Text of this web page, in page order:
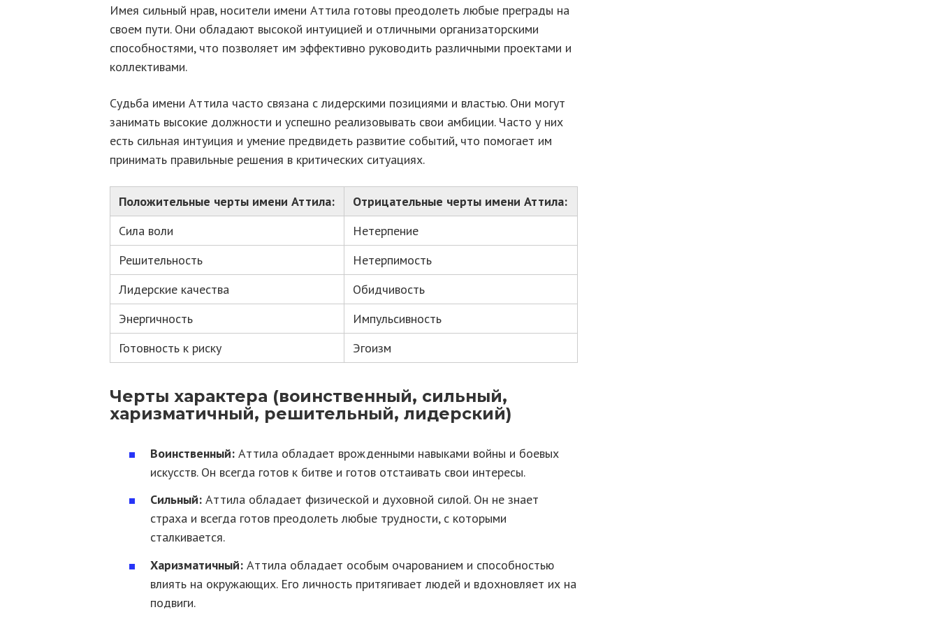
Имея сильный нрав, носители имени Аттила готовы преодолеть любые преграды на
своем пути. Они обладают высокой интуицией и отличными организаторскими
способностями, что позволяет им эффективно руководить различными проектами и
коллективами.
Судьба имени Аттила часто связана с лидерскими позициями и властью. Они могут
занимать высокие должности и успешно реализовывать свои амбиции. Часто у них
есть сильная интуиция и умение предвидеть развитие событий, что помогает им
принимать правильные решения в критических ситуациях.
Положительные черты имени Аттила:
Отрицательные черты имени Аттила:
Сила воли
Нетерпение
Решительность
Нетерпимость
Лидерские качества
Обидчивость
Энергичность
Импульсивность
Готовность к риску
Эгоизм
Черты характера (воинственный, сильный,
харизматичный, решительный, лидерский)
Воинственный: Аттила обладает врожденными навыками войны и боевых
искусств. Он всегда готов к битве и готов отстаивать свои интересы.
Сильный: Аттила обладает физической и духовной силой. Он не знает
страха и всегда готов преодолеть любые трудности, с которыми
сталкивается.
Харизматичный: Аттила обладает особым очарованием и способностью
влиять на окружающих. Его личность притягивает людей и вдохновляет их на
подвиги.